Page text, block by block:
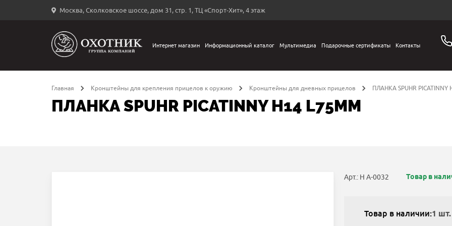
Москва, Сколковское шоссе, дом 31, стр. 1, ТЦ «Спорт-Хит», 4 этаж
←
Интернет магазин Информационный каталог Мультимедиа Подарочные сертификаты Контакты
Главная Кронштейны для крепления прицелов к оружию Кронштейны для дневных прицелов ПЛАНКА SPUHR PICATINNY
ПЛАНКА SPUHR PICATINNY H14 L75MM
Арт.: Н А-0032 Товар в
Товар в наличии:1 шт.